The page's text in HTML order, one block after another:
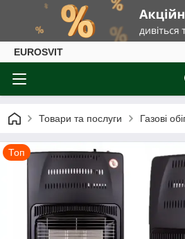
EUROSVIT
Товари та послуги Газові
Топ